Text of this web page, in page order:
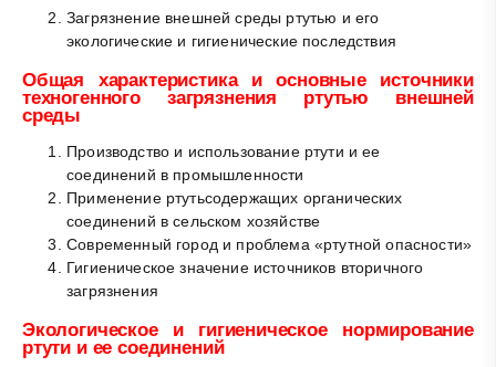
Загрязнение внешней среды ртутью и его
экологические и гигиенические последствия
Общая характеристика и основные источники
техногенного загрязнения ртутью внешней
среды
Производство и использование ртути и ее
соединений в промышленности
Применение ртутьсодержащих органических
соединений в сельском хозяйстве
Современный город и проблема «ртутной опасности»
Гигиеническое значение источников вторичного
загрязнения
Экологическое и гигиеническое нормирование
ртути и ее соединений